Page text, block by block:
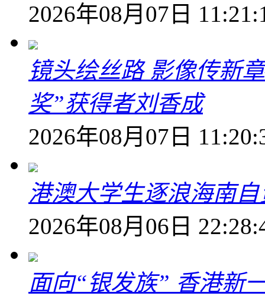
2026年08月07日
镜头绘丝路 影像传新
奖”获得者刘香成
2026年08月07日
港澳大学生逐浪海南
2026年08月06日
面向“银发族” 香港新